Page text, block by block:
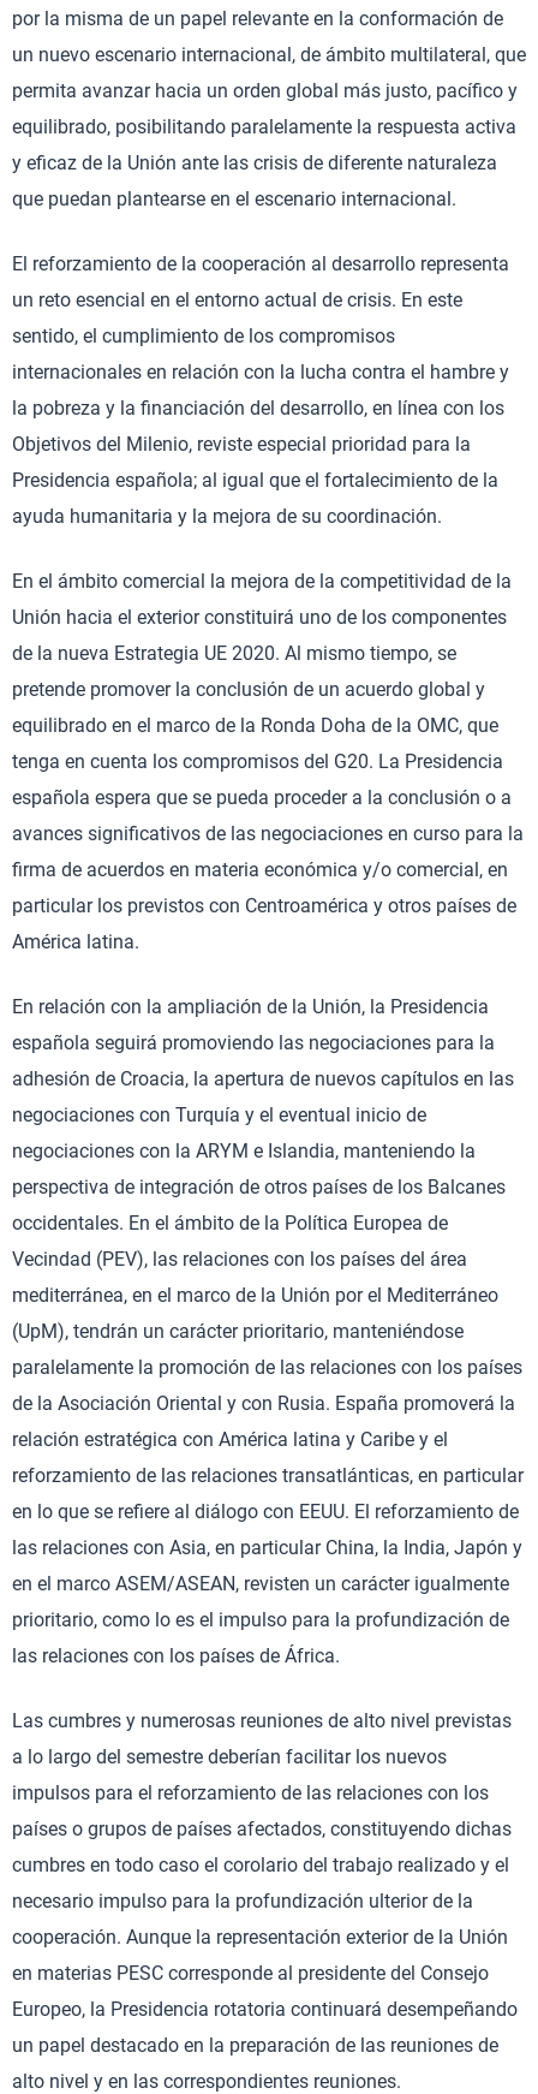
por la misma de un papel relevante en la conformación de
un nuevo escenario internacional, de ámbito multilateral, que
permita avanzar hacia un orden global más justo, pacífico y
equilibrado, posibilitando paralelamente la respuesta activa
y eficaz de la Unión ante las crisis de diferente naturaleza
que puedan plantearse en el escenario internacional.
El reforzamiento de la cooperación al desarrollo representa
un reto esencial en el entorno actual de crisis. En este
sentido, el cumplimiento de los compromisos
internacionales en relación con la lucha contra el hambre y
la pobreza y la financiación del desarrollo, en línea con los
Objetivos del Milenio, reviste especial prioridad para la
Presidencia española; al igual que el fortalecimiento de la
ayuda humanitaria y la mejora de su coordinación.
En el ámbito comercial la mejora de la competitividad de la
Unión hacia el exterior constituirá uno de los componentes
de la nueva Estrategia UE 2020. Al mismo tiempo, se
pretende promover la conclusión de un acuerdo global y
equilibrado en el marco de la Ronda Doha de la OMC, que
tenga en cuenta los compromisos del G20. La Presidencia
española espera que se pueda proceder a la conclusión o a
avances significativos de las negociaciones en curso para la
firma de acuerdos en materia económica y/o comercial, en
particular los previstos con Centroamérica y otros países de
América latina.
En relación con la ampliación de la Unión, la Presidencia
española seguirá promoviendo las negociaciones para la
adhesión de Croacia, la apertura de nuevos capítulos en las
negociaciones con Turquía y el eventual inicio de
negociaciones con la ARYM e Islandia, manteniendo la
perspectiva de integración de otros países de los Balcanes
occidentales. En el ámbito de la Política Europea de
Vecindad (PEV), las relaciones con los países del área
mediterránea, en el marco de la Unión por el Mediterráneo
(UpM), tendrán un carácter prioritario, manteniéndose
paralelamente la promoción de las relaciones con los países
de la Asociación Oriental y con Rusia. España promoverá la
relación estratégica con América latina y Caribe y el
reforzamiento de las relaciones transatlánticas, en particular
en lo que se refiere al diálogo con EEUU. El reforzamiento de
las relaciones con Asia, en particular China, la India, Japón y
en el marco ASEM/ASEAN, revisten un carácter igualmente
prioritario, como lo es el impulso para la profundización de
las relaciones con los países de África.
Las cumbres y numerosas reuniones de alto nivel previstas
a lo largo del semestre deberían facilitar los nuevos
impulsos para el reforzamiento de las relaciones con los
países o grupos de países afectados, constituyendo dichas
cumbres en todo caso el corolario del trabajo realizado y el
necesario impulso para la profundización ulterior de la
cooperación. Aunque la representación exterior de la Unión
en materias PESC corresponde al presidente del Consejo
Europeo, la Presidencia rotatoria continuará desempeñando
un papel destacado en la preparación de las reuniones de
alto nivel y en las correspondientes reuniones.